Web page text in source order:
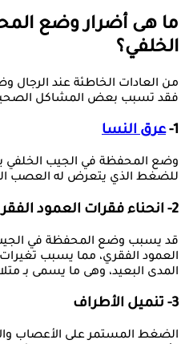
ما هى أضرار وضع
الخلفي؟
من العادات الخاطئة عند
فقد تسبب بعض المشاكل الصحية
1- عرق النسا
وضع المحفظة في الجيب الخلفي
للضغط الذي يتعرض له العصب
2- انحناء فقرات العمود الفقري
قد يسبب وضع المحفظة في
العمود الفقري، مما يسبب
المدى البعيد، وهى ما يسمى بـ
3- تنميل الأطراف
الضغط المستمر على الأعصاب